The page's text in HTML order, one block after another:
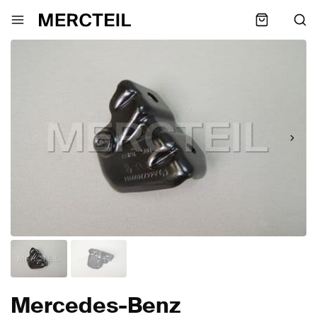
Mercedes-Benz